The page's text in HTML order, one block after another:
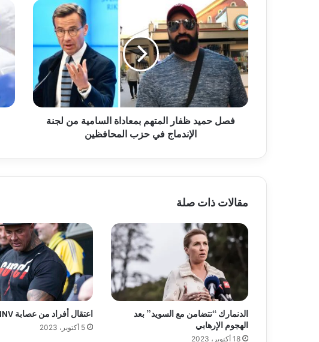
ف
ص
ل
ح
م
ي
ظ
ف
ل
م
م
ع
ة
ا
ل
س
فصل حميد ظفار المتهم بمعاداة السامية من لجنة
الإندماج في حزب المحافظين
ع
د
د
ا
ل
ف
ب
ك
و
ر
و
ن
مقالات ذات صلة
الدنمارك “تتضامن مع السويد” بعد
الهجوم الإرهابي
18 أكتوبر، 2023
اعتقال أفراد من عصابة NNV
5 أكتوبر، 2023